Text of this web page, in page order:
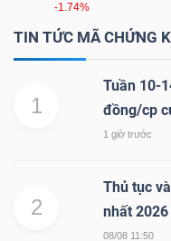
-1.74%
TIN TỨC MÃ CHỨNG
1
Tuần 10-
đồng/cp
1 giờ trước
2
Thủ tục
nhất 2026
08/08 11:50